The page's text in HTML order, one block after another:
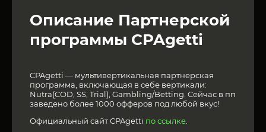
Описание Партнерской
программы CPAgetti
CPAgetti — мультивертикальная партнерская
программа, включающая в себе вертикали:
Nutra(COD, SS, Trial), Gambling/Betting. Сейчас в пп
заведено более 1000 офферов под любой вкус!
Официальный сайт CPAgetti по ссылке